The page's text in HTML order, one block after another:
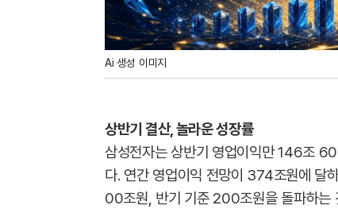
Ai 생성 이미지
상반기 결산, 놀라운 성장률
삼성전자는 상반기 영업이익만 146조
다. 연간 영업이익 전망이 374조원에 달
00조원, 반기 기준 200조원을 돌파하는